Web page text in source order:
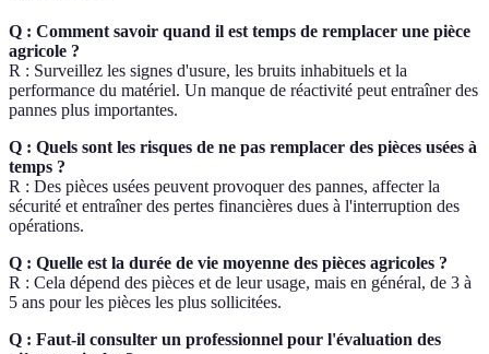
Q : Comment savoir quand il est temps de remplacer une pièce
agricole ?
R : Surveillez les signes d'usure, les bruits inhabituels et la
performance du matériel. Un manque de réactivité peut entraîner des
pannes plus importantes.
Q : Quels sont les risques de ne pas remplacer des pièces usées à
temps ?
R : Des pièces usées peuvent provoquer des pannes, affecter la
sécurité et entraîner des pertes financières dues à l'interruption des
opérations.
Q : Quelle est la durée de vie moyenne des pièces agricoles ?
R : Cela dépend des pièces et de leur usage, mais en général, de 3 à
5 ans pour les pièces les plus sollicitées.
Q : Faut-il consulter un professionnel pour l'évaluation des